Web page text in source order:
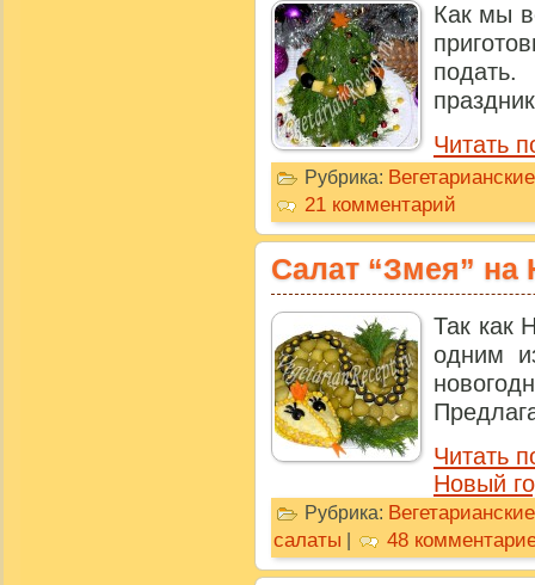
Как мы
Читать
Рубрика:
21 комментарий
Салат “Змея” на
Так как
одним
Читать
Новый
Рубрика:
салаты
48